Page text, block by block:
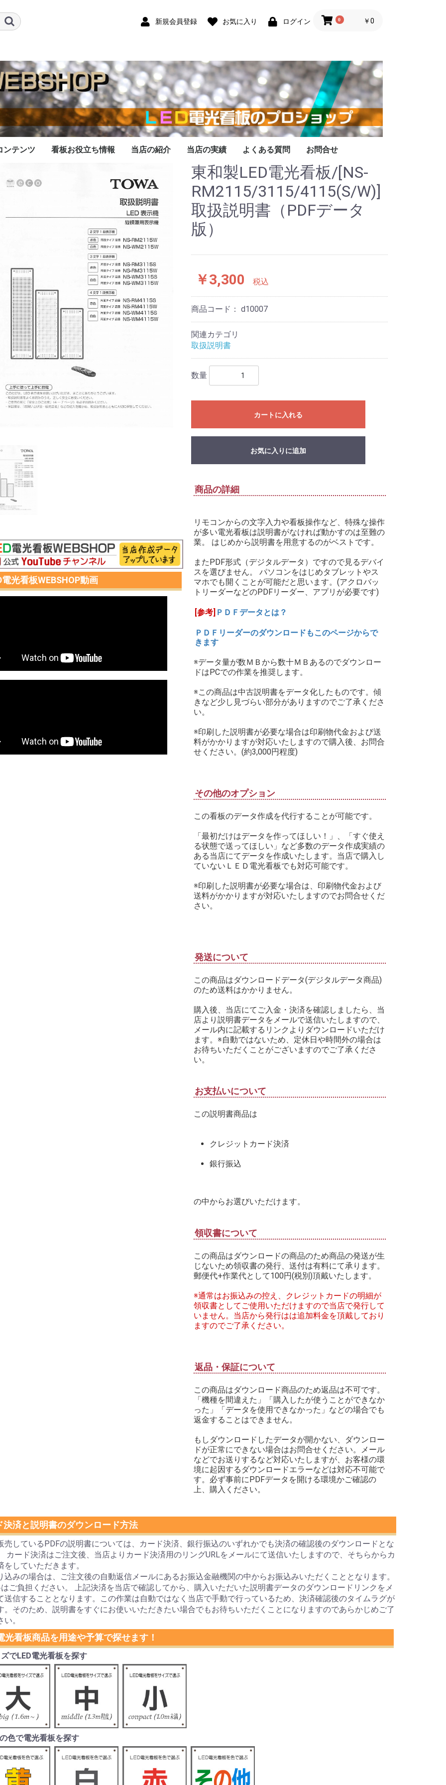
新規会員登録 お気に入り ログイン 0 ￥0
ンテンツ
ます
換
看板お役立ち情報
ンで購入する際の注意
所はどこがいい？
当店の紹介 当店の実績 よくある質問 お問合せ
電光看板WEBSHOP動画
東和製LED電光看板/[NS-
RM2115/3115/4115(S/W)]
取扱説明書（PDFデータ
版）
￥3,300 税込
商品コード： d10007
関連カテゴリ
取扱説明書
数量
カートに入れる
お気に入りに追加
商品の詳細
リモコンからの文字入力や看板操作など、特殊な操作
が多い電光看板は説明書がなければ動かすのは至難の
業。 はじめから説明書を用意するのがベストです。
またPDF形式（デジタルデータ）ですので見るデバイ
スを選びません。 パソコンをはじめタブレットやス
マホでも開くことが可能だと思います。(アクロバッ
トリーダーなどのPDFリーダー、アプリが必要です)
[参考] ＰＤＦデータとは？
ＰＤＦリーダーのダウンロードもこのページからで
きます
※データ量が数ＭＢから数十ＭＢあるのでダウンロー
ドはPCでの作業を推奨します。
※この商品は中古説明書をデータ化したものです。傾
きなど少し見づらい部分がありますのでご了承くださ
い。
※印刷した説明書が必要な場合は印刷物代金および送
料がかかりますが対応いたしますので購入後、お問合
せください。(約3,000円程度)
その他のオプション
この看板のデータ作成を代行することが可能です。
「最初だけはデータを作ってほしい！」、「すぐ使え
る状態で送ってほしい」など多数のデータ作成実績の
ある当店にてデータを作成いたします。当店で購入し
ていないＬＥＤ電光看板でも対応可能です。
※印刷した説明書が必要な場合は、印刷物代金および
送料がかかりますが対応いたしますのでお問合せくだ
さい。
発送について
この商品はダウンロードデータ(デジタルデータ商品)
のため送料はかかりません。
購入後、当店にてご入金・決済を確認しましたら、当
店より説明書データをメールで送信いたしますので、
メール内に記載するリンクよりダウンロードいただけ
ます。※自動ではないため、定休日や時間外の場合は
お待ちいただくことがございますのでご了承くださ
い。
お支払いについて
この説明書商品は
クレジットカード決済
銀行振込
の中からお選びいただけます。
領収書について
この商品はダウンロードの商品のため商品の発送が生
じないため領収書の発行、送付は有料にて承ります。
郵便代+作業代として100円(税別)頂戴いたします。
※通常はお振込みの控え、クレジットカードの明細が
領収書としてご使用いただけますので当店で発行して
いません。当店から発行はは追加料金を頂戴しており
ますのでご了承ください。
返品・保証について
この商品はダウンロード商品のため返品は不可です。
「機種を間違えた」「購入したが使うことができなか
った」「データを使用できなかった」などの場合でも
返金することはできません。
もしダウンロードしたデータが開かない、ダウンロー
ドが正常にできない場合はお問合せください。メール
などでお送りするなど対応いたしますが、お客様の環
境に起因するダウンロードエラーなどは対応不可能で
す。必ず事前にPDFデータを開ける環境かご確認の
上、購入ください。
決済と説明書のダウンロード方法
売しているPDFの説明書については、カード決済、銀行振込のいずれかでも決済の確認後のダウンロードとな
カード決済はご注文後、当店よりカード決済用のリングURLをメールにて送信いたしますので、そちらからカ
をしていただきます。
込みの場合は、ご注文後の自動返信メールにあるお振込金融機関の中からお振込みいただくこととなります。
ご負担ください。 上記決済を当店で確認してから、購入いただいた説明書データのダウンロードリンクをメ
送信することとなります。この作業は自動ではなく当店で手動で行っているため、決済確認後のタイムラグが
。そのため、説明書をすぐにお使いいただきたい場合でもお待ちいただくことになりますのであらかじめご了
。
光看板商品を用途や予算で探せます！
でLED電光看板を探す
色で電光看板を探す